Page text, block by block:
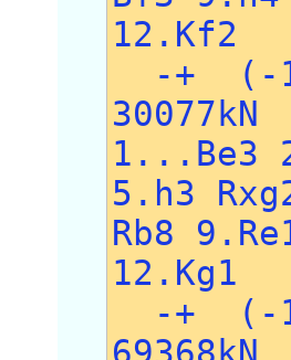
12.Kf2
-+ (-
30077kN
1...Be3
5.h3
Rb8
12.Kg1
-+ (-
69368kN